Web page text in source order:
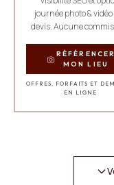
journée photo &
devis. Aucune
RÉFÉRENCER
MON LIEU
OFFRES, FORFAITS ET
EN LIGNE